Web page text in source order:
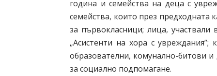
година и семейства на деца с
семейства, които през предходната
за първокласници; лица,
„Асистенти на хора с
образователни, комунално-битови и
за социално подпомагане.